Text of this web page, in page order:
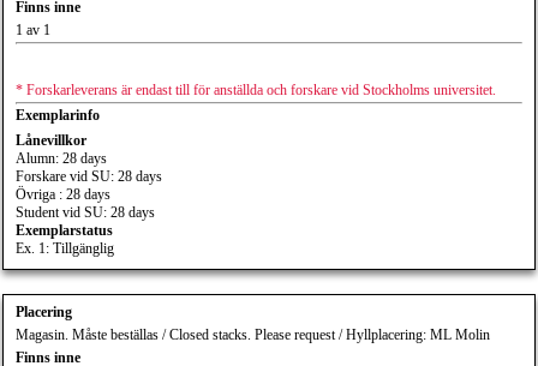
Finns inne
1 av 1
* Forskarleverans är endast till för anställda och forskare vid Stockholms universitet.
Exemplarinfo
Lånevillkor
Alumn: 28 days
Forskare vid SU: 28 days
Övriga : 28 days
Student vid SU: 28 days
Exemplarstatus
Ex. 1: Tillgänglig
Placering
Magasin. Måste beställas / Closed stacks. Please request / Hyllplacering: ML Molin
Finns inne